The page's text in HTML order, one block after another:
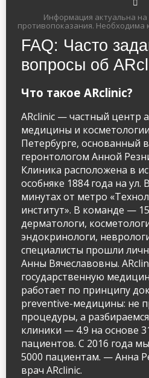
Информация актуальна на
противопоказания. Необходима
FAQ: Часто
вопросы об
Что такое ARclinic?
ARclinic — частный центр
медицины и
Петербурге, основанный
геронтологом Анной
Клиника расположена в
особняке 1884 года на ул.
минутах от метро
институт». В команде —
дерматологи,
эндокринологи,
специалисты прошли
Анны Вячеславовны.
государственную
работает по принципу
preventive-медицины: не
процедуры, а
клиники — 4.9 на основе
пациентов. С 2016 года
5000 пациентам. — Анна
врач ARclinic.